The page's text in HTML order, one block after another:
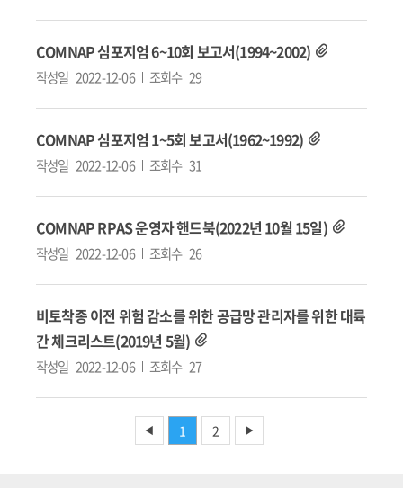
COMNAP 심포지엄 6~10회 보고서(1994~2002)
작성일 2022-12-06 조회수 29
COMNAP 심포지엄 1~5회 보고서(1962~1992)
작성일 2022-12-06 조회수 31
COMNAP RPAS 운영자 핸드북(2022년 10월 15일)
작성일 2022-12-06 조회수 26
비토착종 이전 위험 감소를 위한 공급망 관리자를 위한 대륙
간 체크리스트(2019년 5월)
작성일 2022-12-06 조회수 27
◀ 1 2 ▶